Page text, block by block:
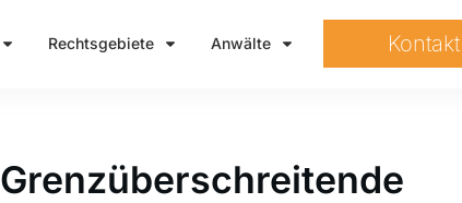
Rechtsgebiete Anwälte Kontakt
Grenzüberschreitende